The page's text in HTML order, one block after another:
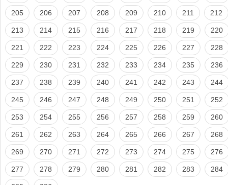
205 206 207 208 209 210 211 212
213 214 215 216 217 218 219 220
221 222 223 224 225 226 227 228
229 230 231 232 233 234 235 236
237 238 239 240 241 242 243 244
245 246 247 248 249 250 251 252
253 254 255 256 257 258 259 260
261 262 263 264 265 266 267 268
269 270 271 272 273 274 275 276
277 278 279 280 281 282 283 284